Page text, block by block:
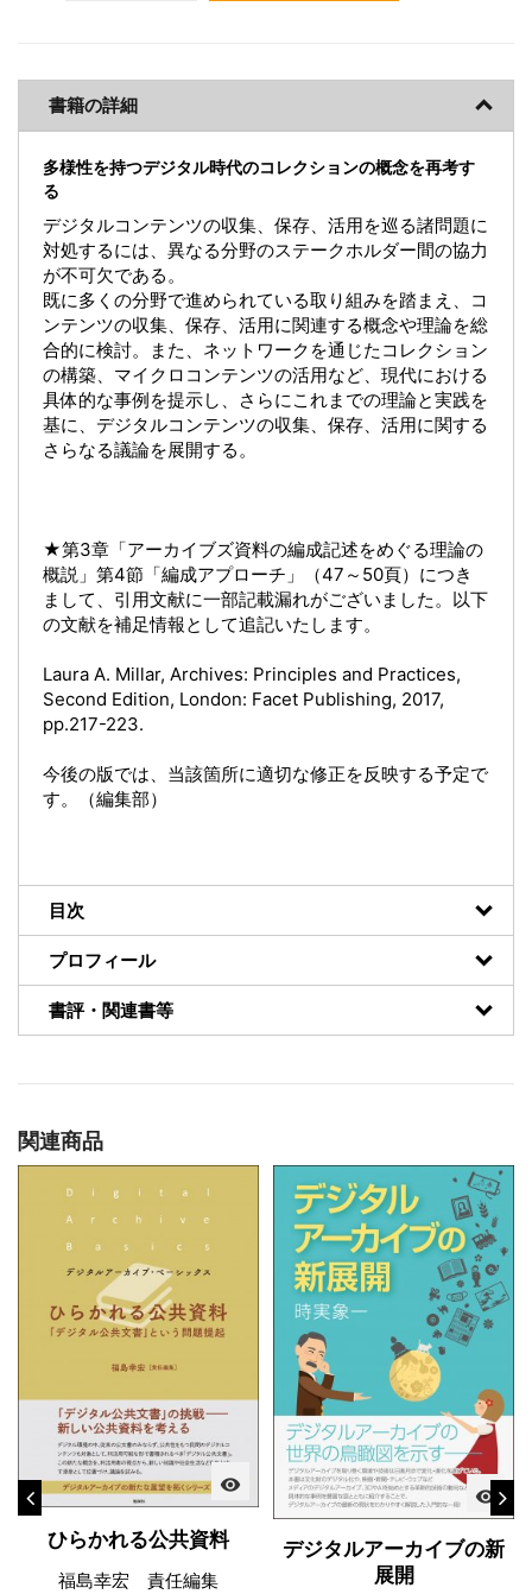
書籍の詳細
多様性を持つデジタル時代のコレクションの概念を再考す
る
デジタルコンテンツの収集、保存、活用を巡る諸問題に
対処するには、異なる分野のステークホルダー間の協力
が不可欠である。
既に多くの分野で進められている取り組みを踏まえ、コ
ンテンツの収集、保存、活用に関連する概念や理論を総
合的に検討。また、ネットワークを通じたコレクション
の構築、マイクロコンテンツの活用など、現代における
具体的な事例を提示し、さらにこれまでの理論と実践を
基に、デジタルコンテンツの収集、保存、活用に関する
さらなる議論を展開する。
★第3章「アーカイブズ資料の編成記述をめぐる理論の
概説」第4節「編成アプローチ」（47～50頁）につき
まして、引用文献に一部記載漏れがございました。以下
の文献を補足情報として追記いたします。
Laura A. Millar, Archives: Principles and Practices,
Second Edition, London: Facet Publishing, 2017,
pp.217-223.
今後の版では、当該箇所に適切な修正を反映する予定で
す。（編集部）
目次
プロフィール
書評・関連書等
関連商品
visibility
ひらかれる公共資料
福島幸宏 責任編集
visibility
デジタルアーカイブの新
展開